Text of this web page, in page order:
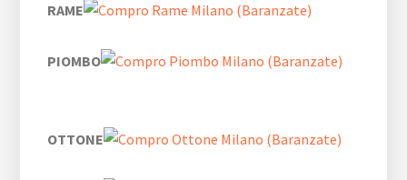
RAME
PIOMBO
OTTONE